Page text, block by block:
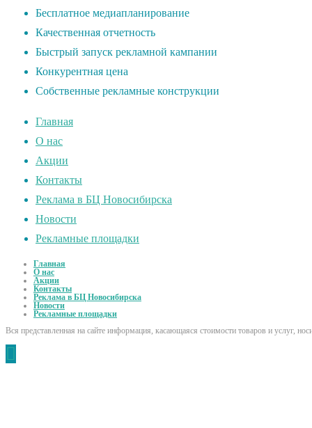
Бесплатное медиапланирование
Качественная отчетность
Быстрый запуск рекламной кампании
Конкурентная цена
Собственные рекламные конструкции
Главная
О нас
Акции
Контакты
Реклама в БЦ Новосибирска
Новости
Рекламные площадки
Главная
О нас
Акции
Контакты
Реклама в БЦ Новосибирска
Новости
Рекламные площадки
Вся представленная на сайте информация, касающаяся стоимости товаров и услуг,